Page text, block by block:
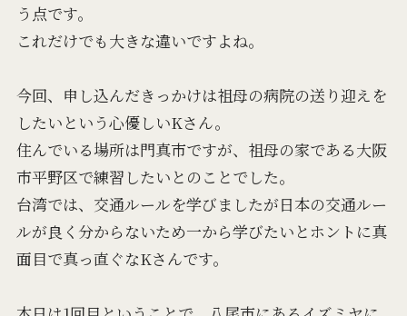
う点です。
これだけでも大きな違いですよね。
今回、申し込んだきっかけは祖母の病院の送り迎えを
したいという心優しいKさん。
住んでいる場所は門真市ですが、祖母の家である大阪
市平野区で練習したいとのことでした。
台湾では、交通ルールを学びましたが日本の交通ルー
ルが良く分からないため一から学びたいとホントに真
面目で真っ直ぐなKさんです。